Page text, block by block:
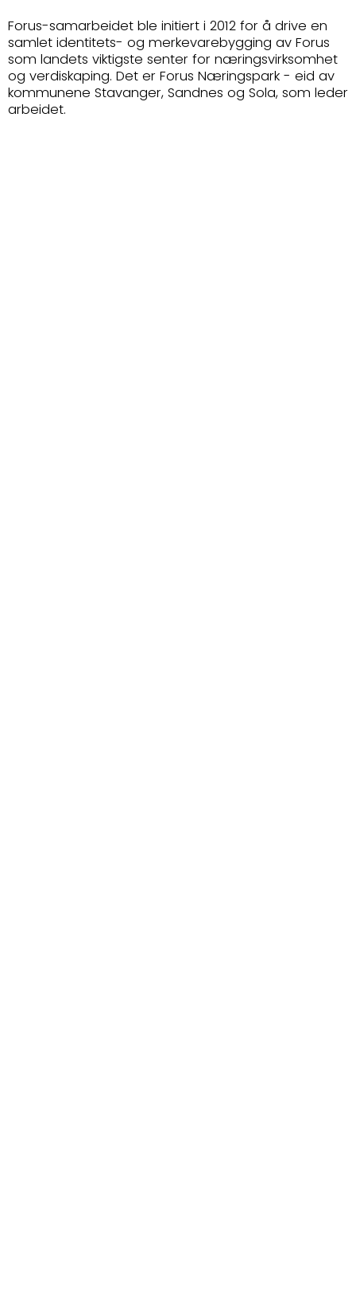
Forus-samarbeidet ble initiert i 2012 for å drive en
samlet identitets- og merkevarebygging av Forus
som landets viktigste senter for næringsvirksomhet
og verdiskaping. Det er Forus Næringspark - eid av
kommunene Stavanger, Sandnes og Sola, som leder
arbeidet.